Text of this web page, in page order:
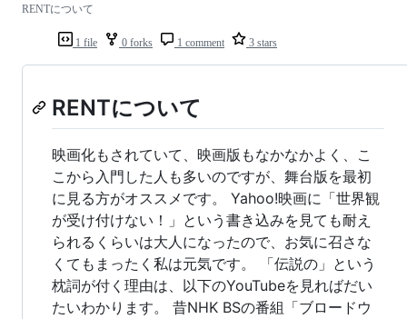
1 file 0 forks 1 comment 3 stars
RENTについて
RENTについて
映画化もされていて、映画版もなかなかよく、こ
こから入門した人も多いのですが、舞台版を最初
に見る方がオススメです。 Yahoo!映画に「世界観
が受け付けない！」という書き込みを見ても耐え
られるくらいは大人になったので、お気に召さな
くてもまったく私は元気です。 「伝説の」という
枕詞が付く理由は、以下のYouTubeを見ればだい
たいわかります。 昔NHK BSの番組「ブロードウ